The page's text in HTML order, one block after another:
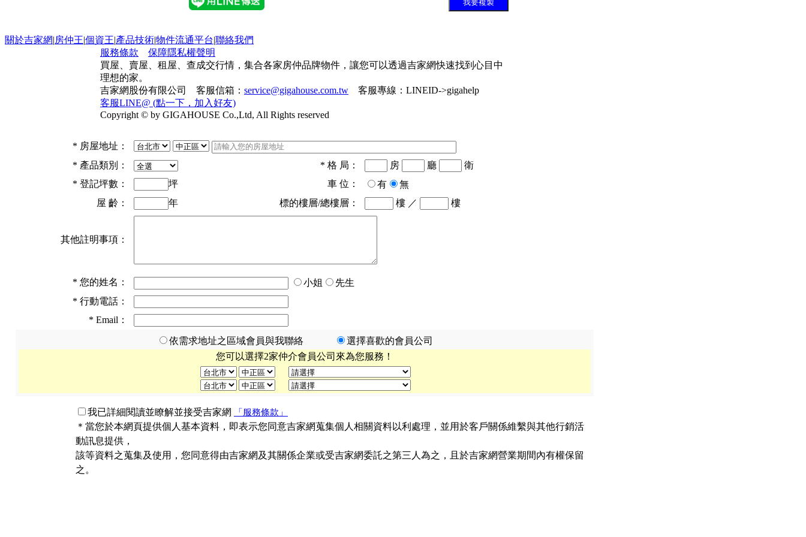
我要複製
關於吉家網|房仲王|個資王|產品技術|物件流通平台|聯絡我們
服務條款
保障隱私權聲明
買屋、賣屋、租屋、查成交行情，集合各家房仲品牌物件，讓您可以透過吉家網快速找到心目中
理想的家。
吉家網股份有限公司 客服信箱： service@gigahouse.com.tw 客服專線： LINEID->gigahelp
客服LINE@ (點一下，加入好友)
Copyright © by GIGAHOUSE Co.,Ltd, All Rights reserved